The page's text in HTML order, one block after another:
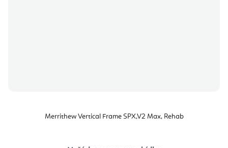
Merrithew Vertical Frame SPX,V2 Max, Rehab